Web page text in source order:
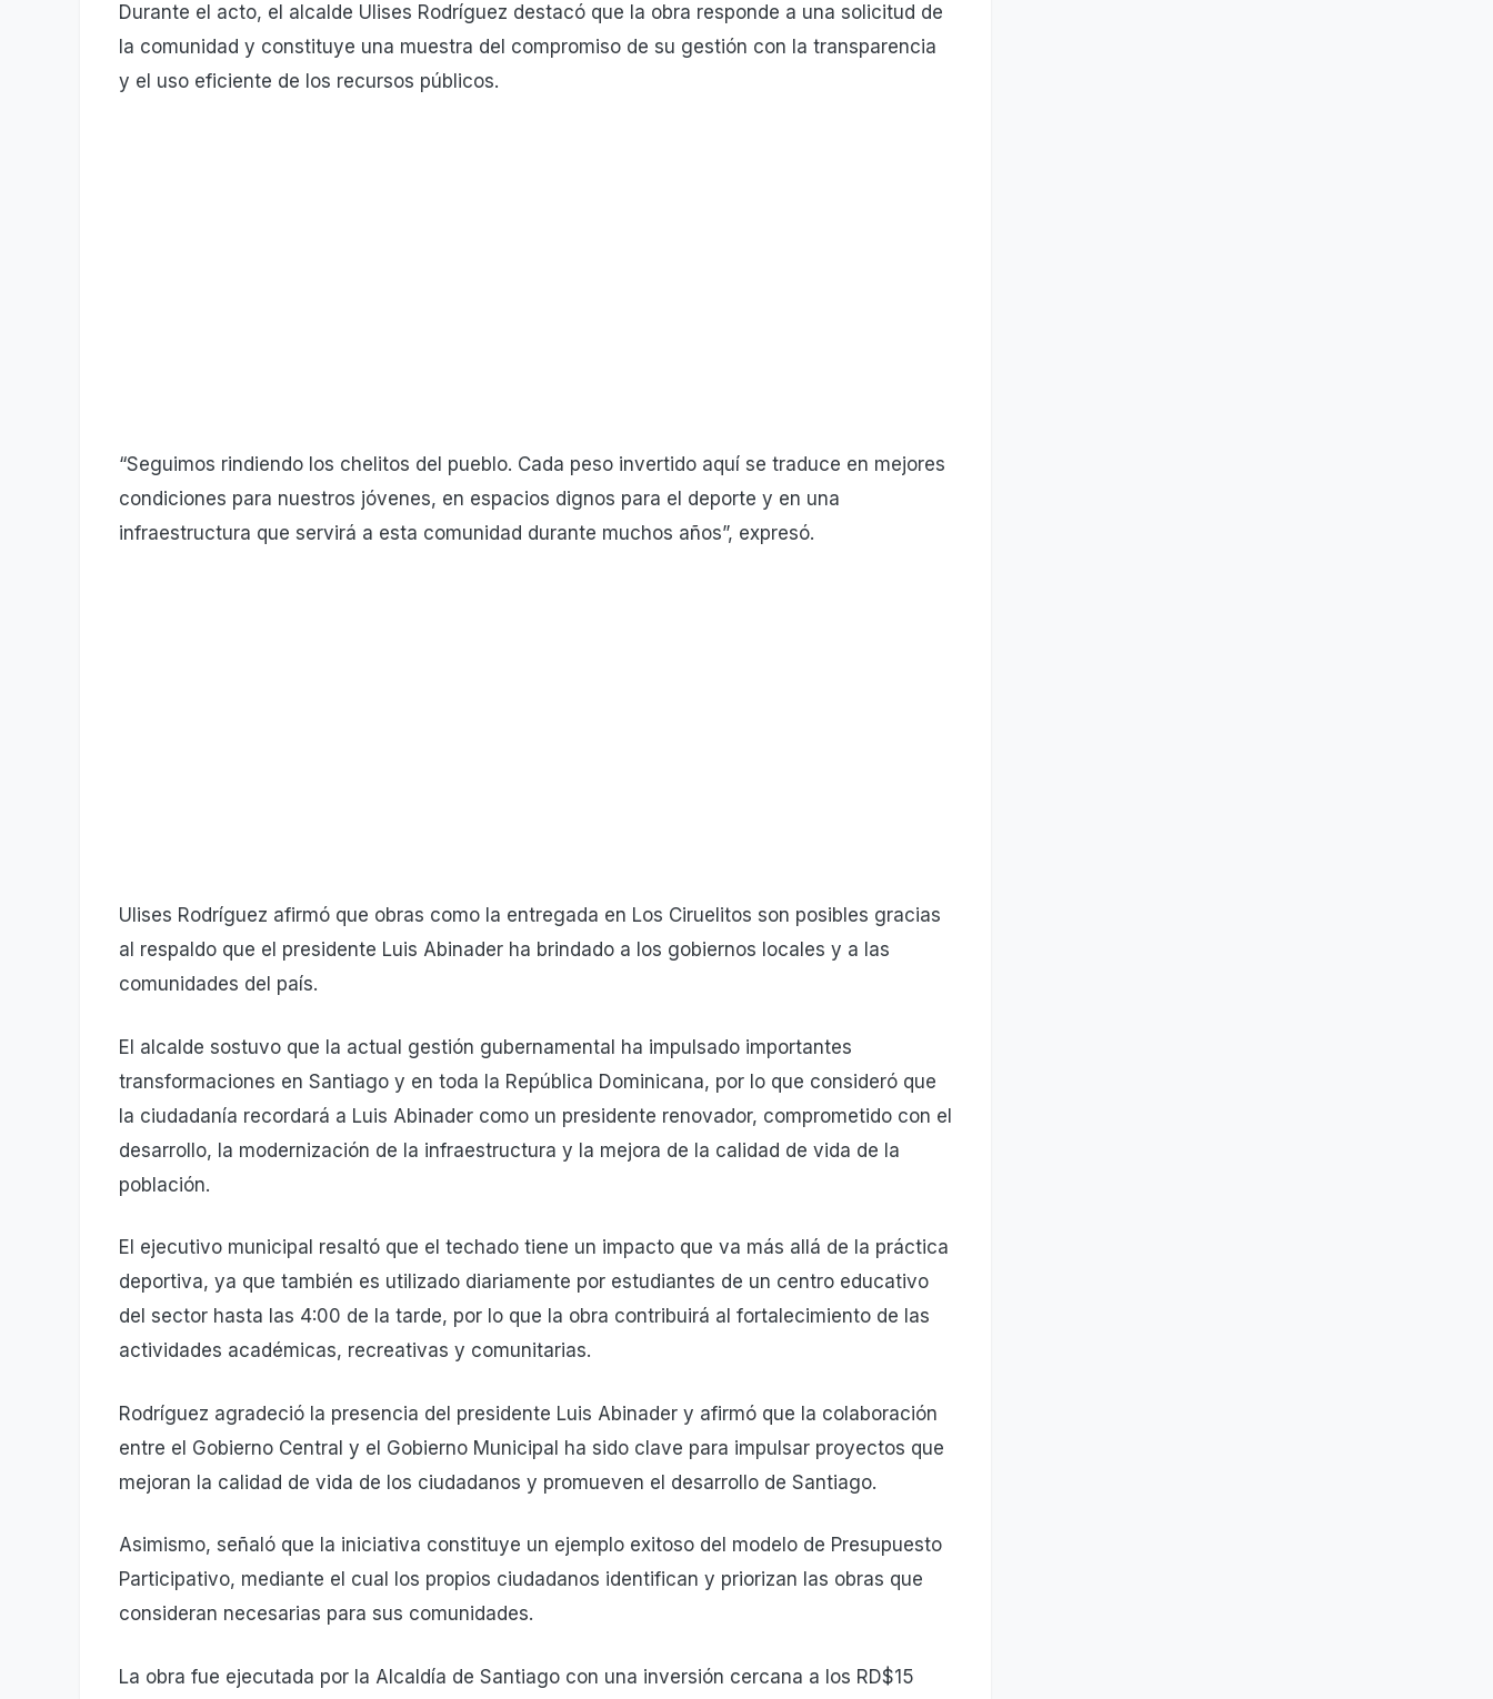
Durante el acto, el alcalde Ulises Rodríguez destacó que la obra responde a una solicitud de
la comunidad y constituye una muestra del compromiso de su gestión con la transparencia
y el uso eficiente de los recursos públicos.
“Seguimos rindiendo los chelitos del pueblo. Cada peso invertido aquí se traduce en mejores
condiciones para nuestros jóvenes, en espacios dignos para el deporte y en una
infraestructura que servirá a esta comunidad durante muchos años”, expresó.
Ulises Rodríguez afirmó que obras como la entregada en Los Ciruelitos son posibles gracias
al respaldo que el presidente Luis Abinader ha brindado a los gobiernos locales y a las
comunidades del país.
El alcalde sostuvo que la actual gestión gubernamental ha impulsado importantes
transformaciones en Santiago y en toda la República Dominicana, por lo que consideró que
la ciudadanía recordará a Luis Abinader como un presidente renovador, comprometido con el
desarrollo, la modernización de la infraestructura y la mejora de la calidad de vida de la
población.
El ejecutivo municipal resaltó que el techado tiene un impacto que va más allá de la práctica
deportiva, ya que también es utilizado diariamente por estudiantes de un centro educativo
del sector hasta las 4:00 de la tarde, por lo que la obra contribuirá al fortalecimiento de las
actividades académicas, recreativas y comunitarias.
Rodríguez agradeció la presencia del presidente Luis Abinader y afirmó que la colaboración
entre el Gobierno Central y el Gobierno Municipal ha sido clave para impulsar proyectos que
mejoran la calidad de vida de los ciudadanos y promueven el desarrollo de Santiago.
Asimismo, señaló que la iniciativa constituye un ejemplo exitoso del modelo de Presupuesto
Participativo, mediante el cual los propios ciudadanos identifican y priorizan las obras que
consideran necesarias para sus comunidades.
La obra fue ejecutada por la Alcaldía de Santiago con una inversión cercana a los RD$15